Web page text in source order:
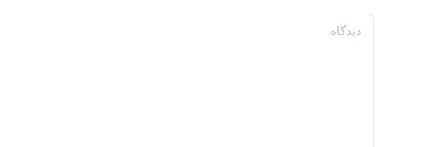
دیدگاه